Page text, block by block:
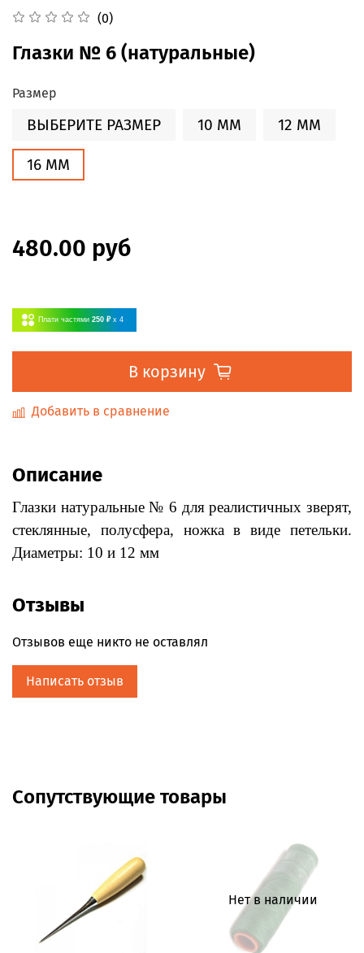
(0)
Глазки № 6 (натуральные)
Размер
ВЫБЕРИТЕ РАЗМЕР 10 ММ 12 ММ
16 ММ
480.00 руб
Плати частями 250 ₽ x 4
В корзину
Добавить в сравнение
Описание
Глазки натуральные № 6 для реалистичных зверят,
стеклянные, полусфера, ножка в виде петельки.
Диаметры: 10 и 12 мм
Отзывы
Отзывов еще никто не оставлял
Написать отзыв
Сопутствующие товары
Нет в наличии